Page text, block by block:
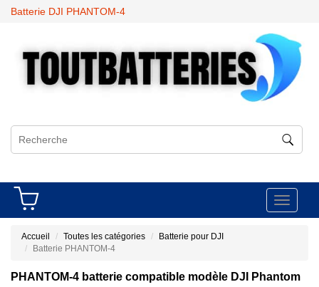
Batterie DJI PHANTOM-4
Toggle
Accueil Toutes les catégories
Batterie pour DJI
Batterie PHANTOM-4
PHANTOM-4 batterie compatible modèle DJI Phantom